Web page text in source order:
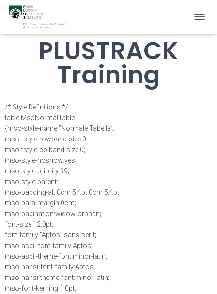
O
PLUSTRACK
Training
/* Style Definitions */
table.MsoNormalTable
{mso-style-name:”Normale Tabelle”;
mso-tstyle-rowband-size:0;
mso-tstyle-colband-size:0;
mso-style-noshow:yes;
mso-style-priority:99;
mso-style-parent:””;
mso-padding-alt:0cm 5.4pt 0cm 5.4pt;
mso-para-margin:0cm;
mso-pagination:widow-orphan;
font-size:12.0pt;
font-family:”Aptos”,sans-serif;
mso-ascii-font-family:Aptos;
mso-ascii-theme-font:minor-latin;
mso-hansi-font-family:Aptos;
mso-hansi-theme-font:minor-latin;
mso-font-kerning:1.0pt;